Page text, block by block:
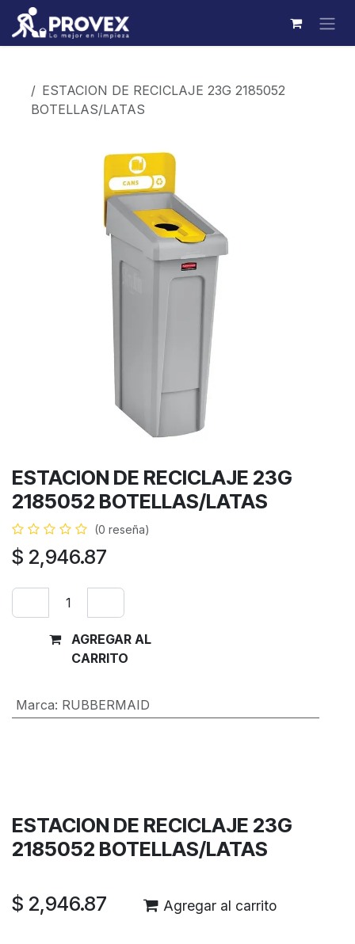
Ir al contenido
ESTACION DE RECICLAJE 23G 2185052
BOTELLAS/LATAS
ESTACION DE RECICLAJE 23G
2185052 BOTELLAS/LATAS
(0 reseña)
$ 2,946.87
AGREGAR AL
CARRITO
Marca: RUBBERMAID
ESTACION DE RECICLAJE 23G
2185052 BOTELLAS/LATAS
$ 2,946.87 Agregar al carrito